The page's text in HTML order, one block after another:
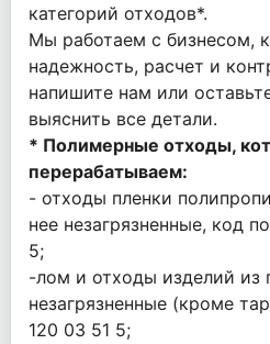
категорий отходов*.
Мы работаем с бизнесом,
надежность, расчет и
напишите нам или
выяснить все детали.
* Полимерные отходы,
перерабатываем:
- отходы пленки
нее незагрязненные, код
5;
-лом и отходы изделий из
незагрязненные (кроме
120 03 51 5;